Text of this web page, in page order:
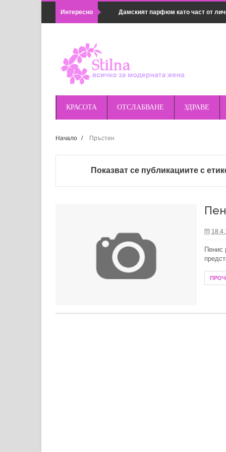
Интересно Дамският парфюм като част от
Как да комбинираш дамски връхни
Предимствата на магнитното
удобно
Летни антиоксиданти за защита от
Как да почистим хладилника
КРАСОТА ОТСЛАБВАНЕ ЗДРАВЕ
Начало / Пръстен
Показват се публикациите с
Пенис